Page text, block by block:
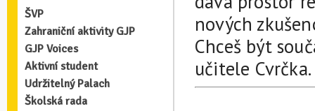
ŠVP
Zahraniční aktivity GJP
GJP Voices
Aktivní student
Udržitelný Palach
Školská rada
nových
Chceš být
učitele Cvrčka.